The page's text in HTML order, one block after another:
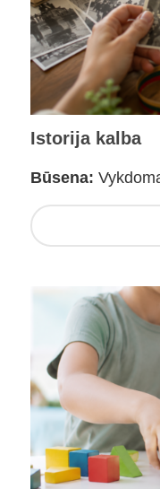
Istorija kalba
Būsena: